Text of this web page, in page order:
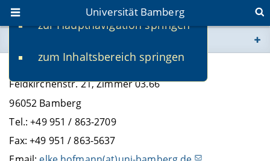
zur Hauptnavigation springen
zum Inhaltsbereich springen
Universität Bamberg
www.uni-bamberg.de
fis.uni-bamberg.de
Elke Hofmann
Feldkirchenstr. 21, Zimmer 03.66
96052 Bamberg
Tel.: +49 951 / 863-2709
Fax: +49 951 / 863-5637